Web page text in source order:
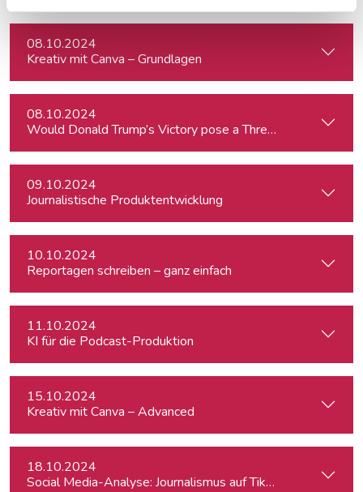
08.10.2024
Kreativ mit Canva – Grundlagen
08.10.2024
Would Donald Trump’s Victory pose a Threat to Press
09.10.2024
Journalistische Produktentwicklung
10.10.2024
Reportagen schreiben – ganz einfach
11.10.2024
KI für die Podcast-Produktion
15.10.2024
Kreativ mit Canva – Advanced
18.10.2024
Social Media-Analyse: Journalismus auf TikTok